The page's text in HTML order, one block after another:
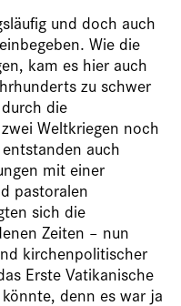
und doch auch
Wie die
kam es hier auch
zu schwer
die
Weltkriegen noch
auch
mit einer
pastoralen
sich die
Zeiten – nun
kirchenpolitischer
Erste Vatikanische
denn es war ja